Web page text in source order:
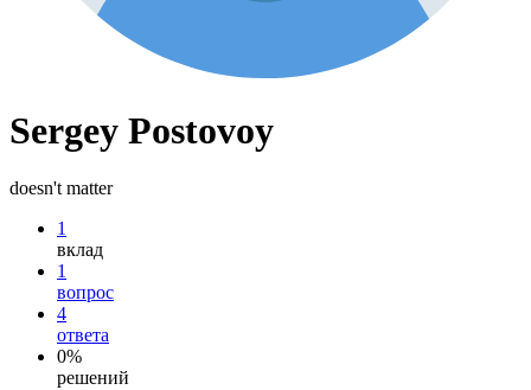
Sergey Postovoy
doesn't matter
1
вклад
1
вопрос
4
ответа
0%
решений